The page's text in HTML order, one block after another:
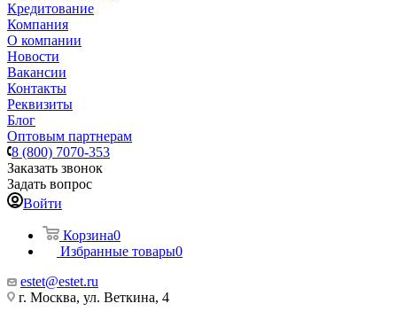
Кредитование
Компания
О компании
Новости
Вакансии
Контакты
Реквизиты
Блог
Оптовым партнерам
8 (800) 7070-353
Заказать звонок
Задать вопрос
Войти
Корзина0
Избранные товары0
estet@estet.ru
г. Москва, ул. Веткина, 4